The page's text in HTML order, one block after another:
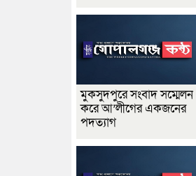
মুকসুদপুরে সংবাদ সম্মেলন
করে আ’লীগের একজনের
পদত্যাগ